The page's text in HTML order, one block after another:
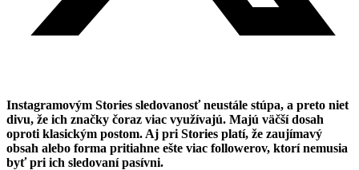
Instagramovým Stories sledovanosť neustále stúpa, a preto niet
divu, že ich značky čoraz viac využívajú. Majú väčší dosah
oproti klasickým postom. Aj pri Stories platí, že zaujímavý
obsah alebo forma pritiahne ešte viac followerov, ktorí nemusia
byť pri ich sledovaní pasívni.